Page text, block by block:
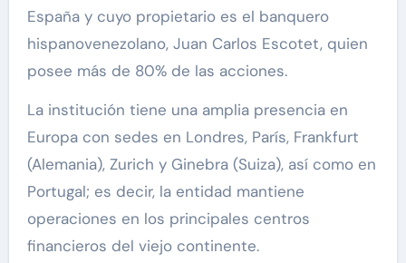
España y cuyo propietario es el banquero
hispanovenezolano, Juan Carlos Escotet, quien
posee más de 80% de las acciones.
La institución tiene una amplia presencia en
Europa con sedes en Londres, París, Frankfurt
(Alemania), Zurich y Ginebra (Suiza), así como en
Portugal; es decir, la entidad mantiene
operaciones en los principales centros
financieros del viejo continente.